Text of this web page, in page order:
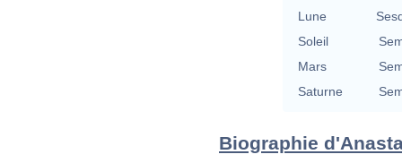
Lune
Soleil
Mars
Saturne
Biographie